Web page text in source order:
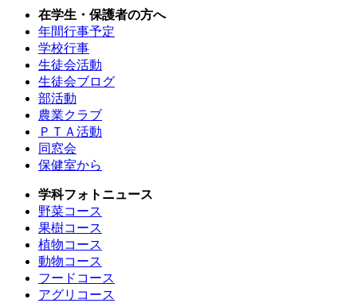
在学生・保護者の方へ
年間行事予定
学校行事
生徒会活動
生徒会ブログ
部活動
農業クラブ
ＰＴＡ活動
同窓会
保健室から
学科フォトニュース
野菜コース
果樹コース
植物コース
動物コース
フードコース
アグリコース